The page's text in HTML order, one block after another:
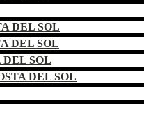
DEL SOL
DEL SOL
SOL
DEL SOL